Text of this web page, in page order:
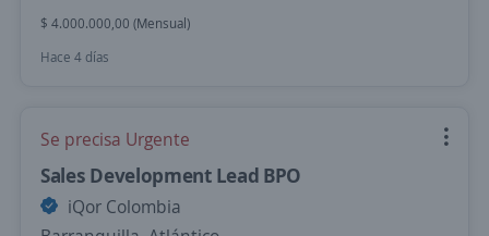
$ 4.000.000,00 (Mensual)
Hace 4 días
Se precisa Urgente
Sales Development Lead BPO
iQor Colombia